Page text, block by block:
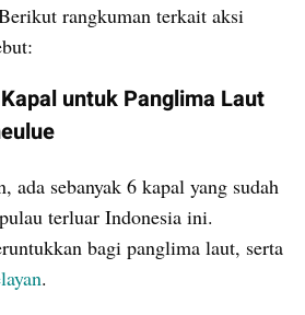
rangkuman terkait aksi
untuk Panglima Laut
ada sebanyak 6 kapal yang sudah
terluar Indonesia ini.
bagi panglima laut, serta
.